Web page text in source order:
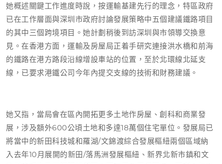
她概述關鍵工作進度時說，按運輸基建先行的理念，特區政府
已在工作層面與深圳市政府討論發展策略中五個建議鐵路項目
的其中三個跨境項目。她計劃稍後到訪深圳與市領導交換意
見。在香港方面，運輸及房屋局正着手研究連接洪水橋和前海
的鐵路在港方路段沿線增設車站的位置，至於北環線北延支
線，已要求港鐵公司今年內提交支線的技術和財務建議。
她又指，當局會在區內開拓更多土地作房屋、創科和商業發
展，涉及額外600公頃土地和多達18萬個住宅單位。發展局已
將當中的新田科技城和羅湖/文錦渡綜合發展樞紐兩個區域納
入去年10月展開的新田/落馬洲發展樞紐、新界北新市鎮和文